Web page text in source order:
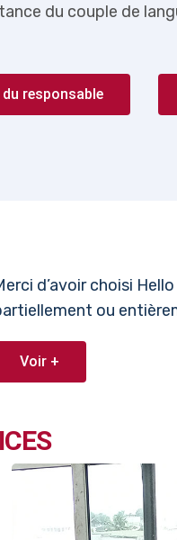
du couple de
responsable
d’avoir choisi
ou
Voir +